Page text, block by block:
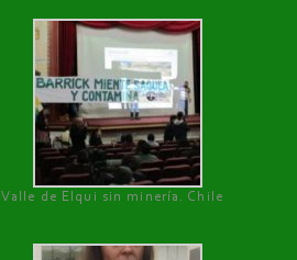
Valle de Elqui sin minería. Chile